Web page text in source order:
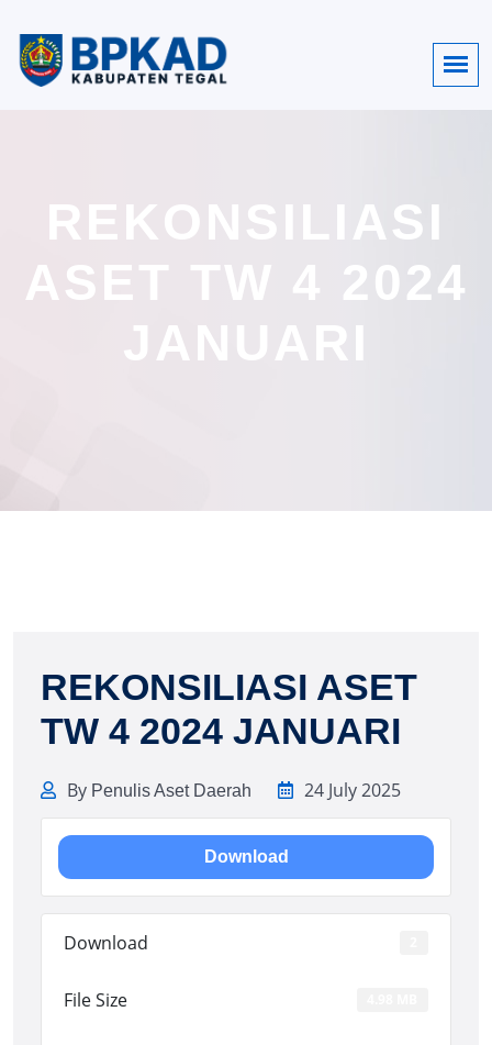
REKONSILIASI
ASET TW 4 2024
JANUARI
REKONSILIASI ASET
TW 4 2024 JANUARI
By Penulis Aset Daerah 24 July 2025
Download
Download
File Size